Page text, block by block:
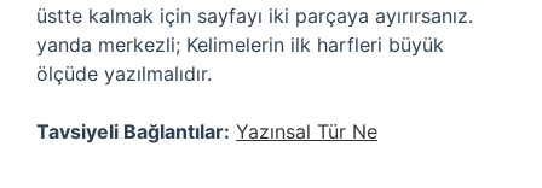
üstte kalmak için sayfayı iki parçaya ayırırsanız.
yanda merkezli; Kelimelerin ilk harfleri büyük
ölçüde yazılmalıdır.
Tavsiyeli Bağlantılar: Yazınsal Tür Ne